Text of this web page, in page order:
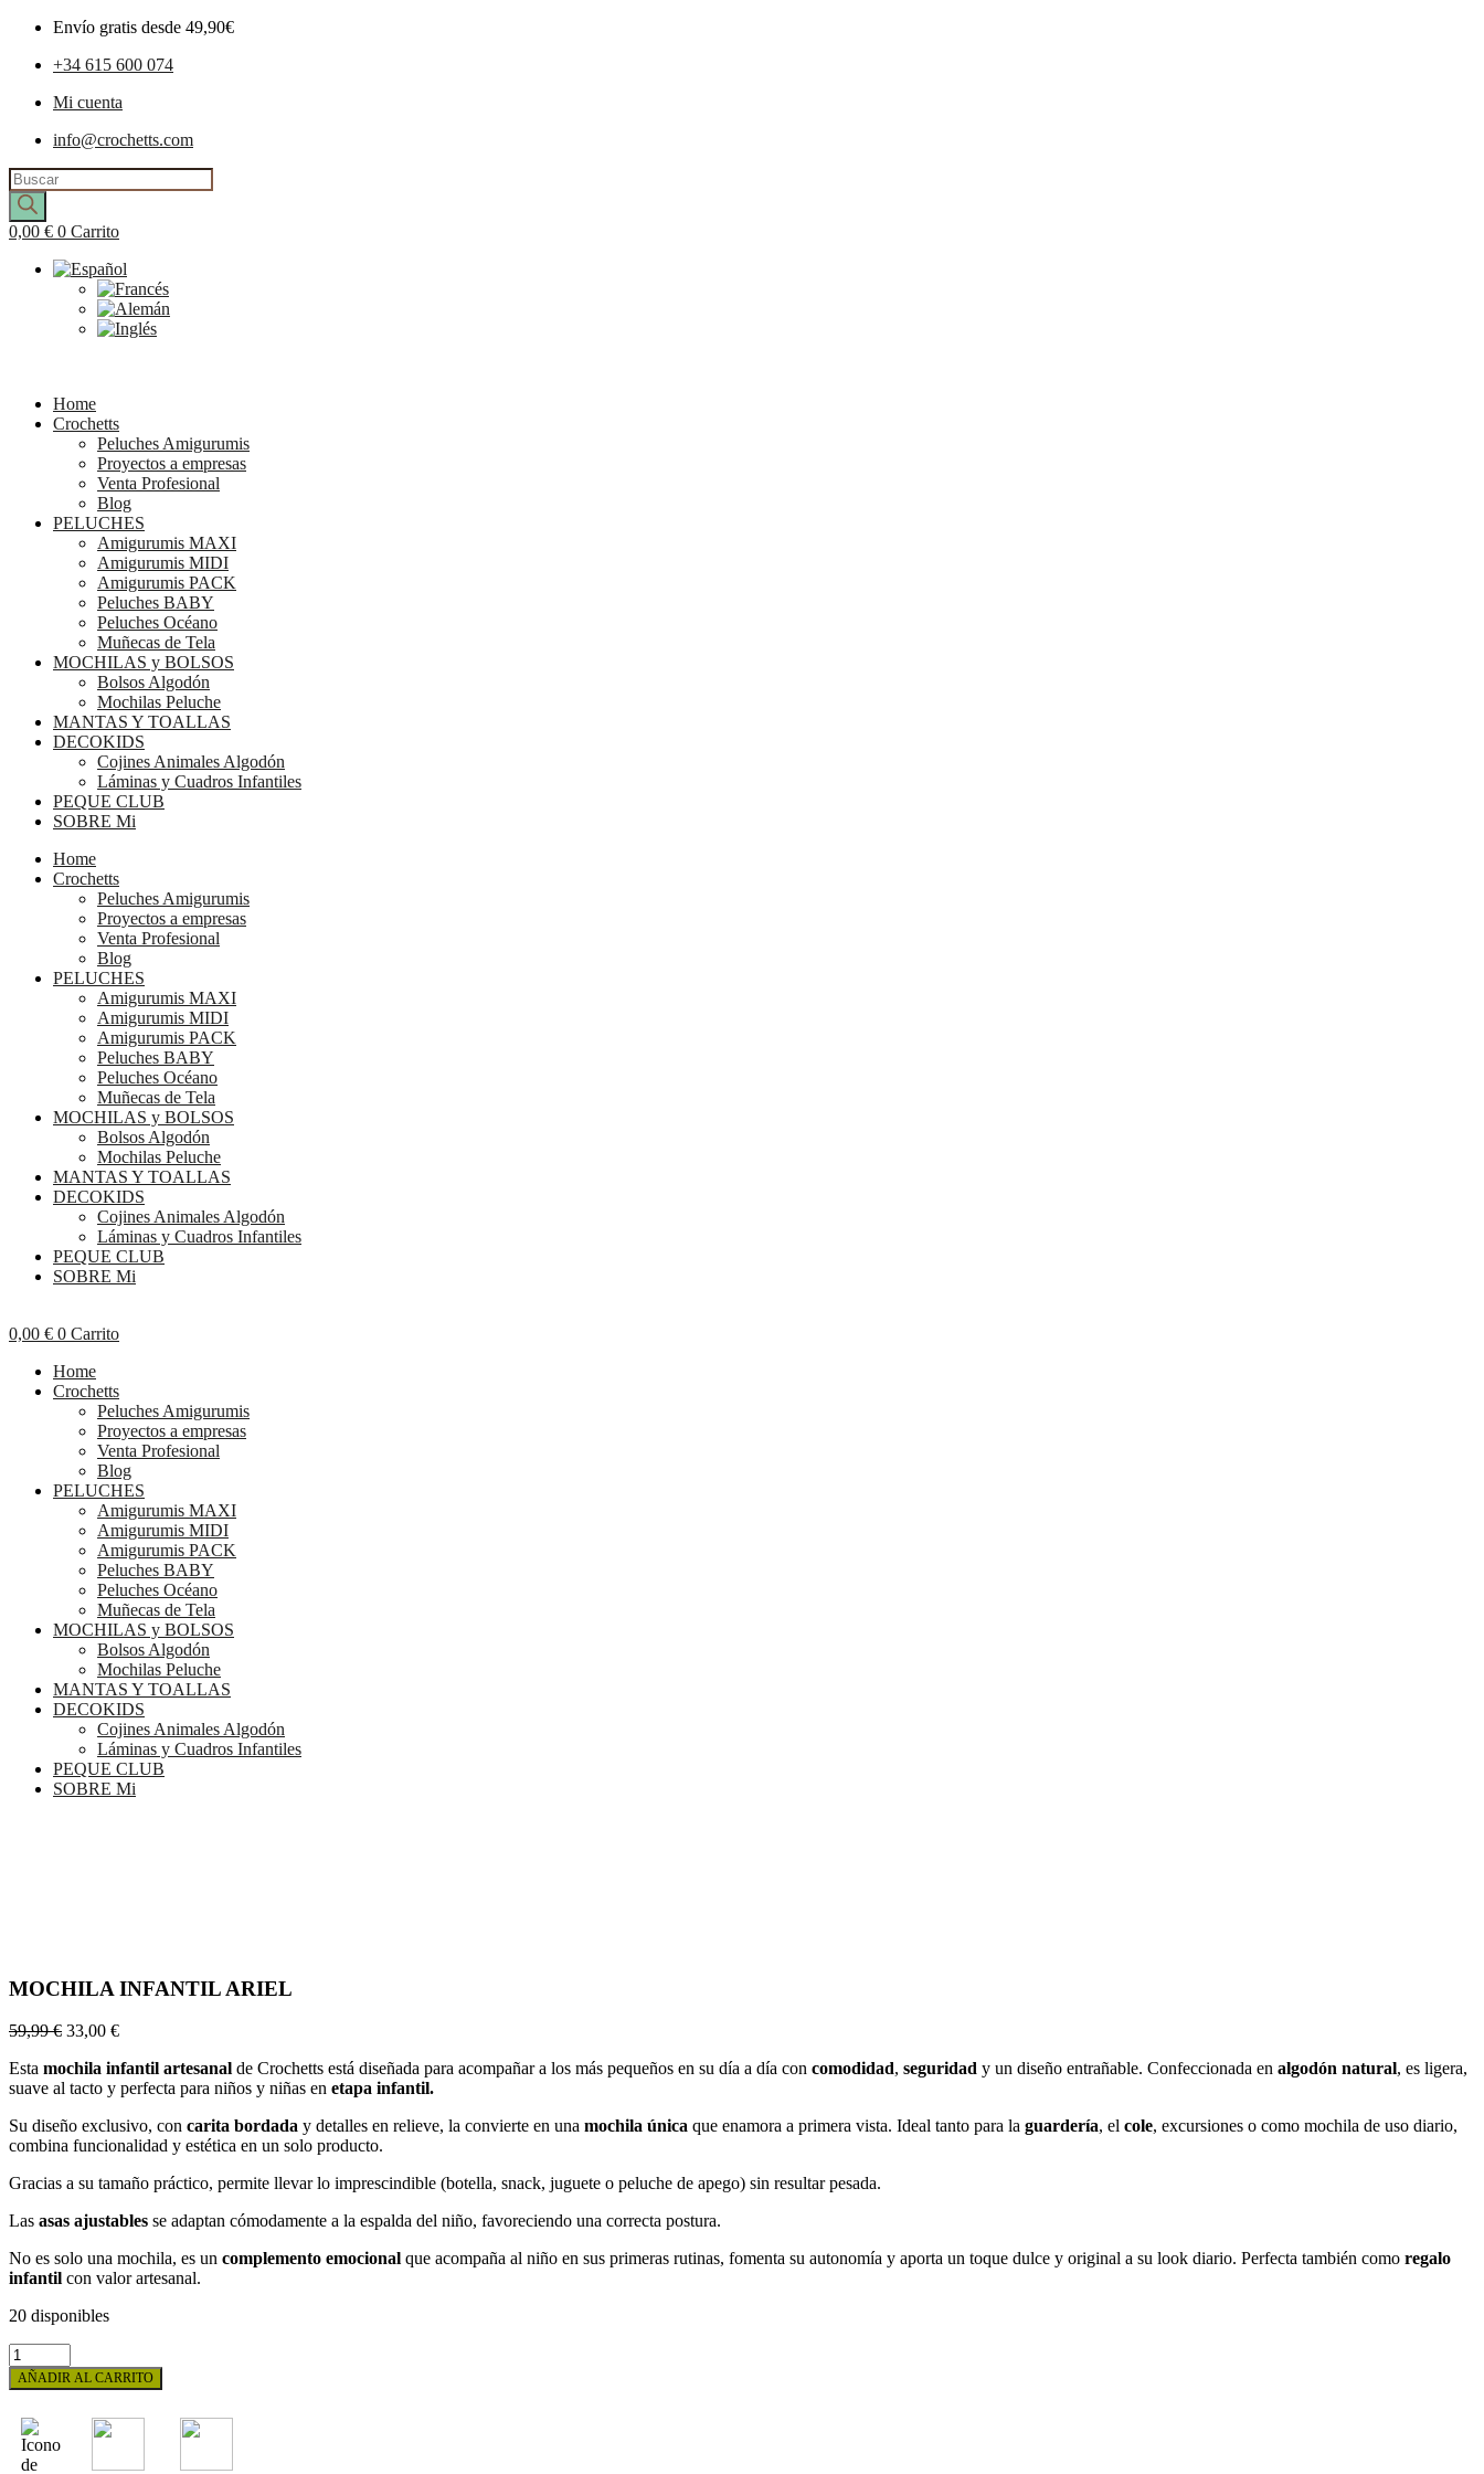
Envío gratis desde 49,90€
+34 615 600 074
Mi cuenta
info@crochetts.com
Búsqueda
de
productos
0,00 € 0 Carrito
Home
Crochetts
Peluches Amigurumis
Proyectos a empresas
Venta Profesional
Blog
PELUCHES
Amigurumis MAXI
Amigurumis MIDI
Amigurumis PACK
Peluches BABY
Peluches Océano
Muñecas de Tela
MOCHILAS y BOLSOS
Bolsos Algodón
Mochilas Peluche
MANTAS Y TOALLAS
DECOKIDS
Cojines Animales Algodón
Láminas y Cuadros Infantiles
PEQUE CLUB
SOBRE Mi
Home
Crochetts
Peluches Amigurumis
Proyectos a empresas
Venta Profesional
Blog
PELUCHES
Amigurumis MAXI
Amigurumis MIDI
Amigurumis PACK
Peluches BABY
Peluches Océano
Muñecas de Tela
MOCHILAS y BOLSOS
Bolsos Algodón
Mochilas Peluche
MANTAS Y TOALLAS
DECOKIDS
Cojines Animales Algodón
Láminas y Cuadros Infantiles
PEQUE CLUB
SOBRE Mi
0,00 € 0 Carrito
Home
Crochetts
Peluches Amigurumis
Proyectos a empresas
Venta Profesional
Blog
PELUCHES
Amigurumis MAXI
Amigurumis MIDI
Amigurumis PACK
Peluches BABY
Peluches Océano
Muñecas de Tela
MOCHILAS y BOLSOS
Bolsos Algodón
Mochilas Peluche
MANTAS Y TOALLAS
DECOKIDS
Cojines Animales Algodón
Láminas y Cuadros Infantiles
PEQUE CLUB
SOBRE Mi
MOCHILA INFANTIL ARIEL
59,99€ 33,00 €
Esta mochila infantil artesanal de Crochetts está diseñada para acompañar a los más pequeños en su día a día con comodidad, seguridad y un diseño entrañable. Confeccionada en algodón natural, es ligera,
suave al tacto y perfecta para niños y niñas en etapa infantil.
Su diseño exclusivo, con carita bordada y detalles en relieve, la convierte en una mochila única que enamora a primera vista. Ideal tanto para la guardería, el cole, excursiones o como mochila de uso diario,
combina funcionalidad y estética en un solo producto.
Gracias a su tamaño práctico, permite llevar lo imprescindible (botella, snack, juguete o peluche de apego) sin resultar pesada.
Las asas ajustables se adaptan cómodamente a la espalda del niño, favoreciendo una correcta postura.
No es solo una mochila, es un complemento emocional que acompaña al niño en sus primeras rutinas, fomenta su autonomía y aporta un toque dulce y original a su look diario. Perfecta también como regalo
infantil con valor artesanal.
20 disponibles
MOCHILA
INFANTIL
ARIEL
AÑADIR AL CARRITO